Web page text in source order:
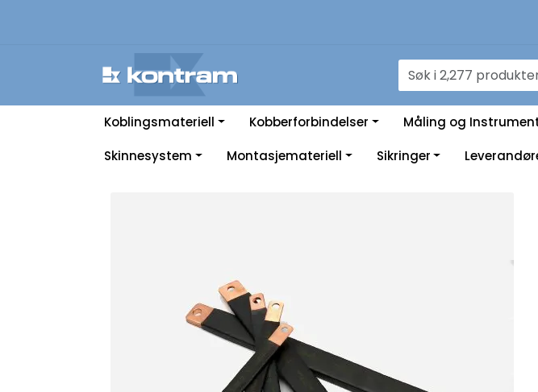
Koblingsmateriell Kobberforbindelser Måling og
Skinnesystem
Montasjemateriell Sikringer